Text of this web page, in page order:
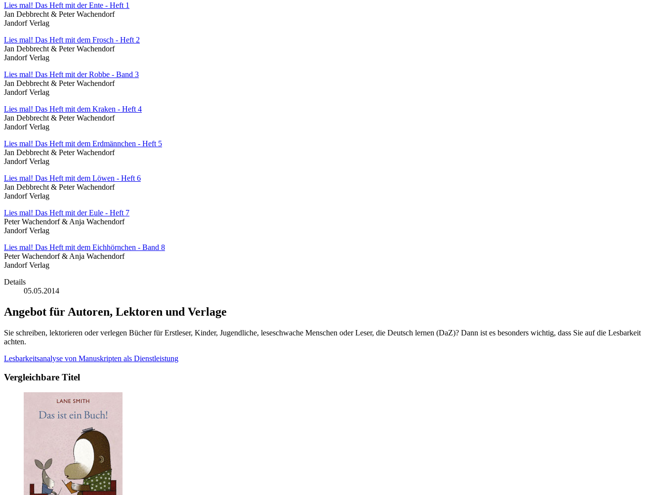
Lies mal! Das Heft mit der Ente - Heft 1
Jan Debbrecht & Peter Wachendorf
Jandorf Verlag
Lies mal! Das Heft mit dem Frosch - Heft 2
Jan Debbrecht & Peter Wachendorf
Jandorf Verlag
Lies mal! Das Heft mit der Robbe - Band 3
Jan Debbrecht & Peter Wachendorf
Jandorf Verlag
Lies mal! Das Heft mit dem Kraken - Heft 4
Jan Debbrecht & Peter Wachendorf
Jandorf Verlag
Lies mal! Das Heft mit dem Erdmännchen - Heft 5
Jan Debbrecht & Peter Wachendorf
Jandorf Verlag
Lies mal! Das Heft mit dem Löwen - Heft 6
Jan Debbrecht & Peter Wachendorf
Jandorf Verlag
Lies mal! Das Heft mit der Eule - Heft 7
Peter Wachendorf & Anja Wachendorf
Jandorf Verlag
Lies mal! Das Heft mit dem Eichhörnchen - Band 8
Peter Wachendorf & Anja Wachendorf
Jandorf Verlag
Details
05.05.2014
Angebot für Autoren, Lektoren und Verlage
Sie schreiben, lektorieren oder verlegen Bücher für Erstleser, Kinder, Jugendliche, leseschwache Menschen oder Leser, die Deutsch lernen (DaZ)? Dann ist es besonders wichtig, dass Sie auf die Lesbarkeit
achten.
Lesbarkeitsanalyse von Manuskripten als Dienstleistung
Vergleichbare Titel